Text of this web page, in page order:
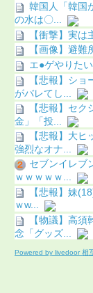
韓国人「韓国
の水は〇...
【衝撃】実
【画像】避
エ●ゲやりた
【悲報】シ
がバレてし...
【悲報】セ
金」「投...
【悲報】大
強烈なオナ...
セブンイレブ
ｗｗｗｗｗ...
【悲報】妹
ｗw...
【物議】高
念「グッズ...
Powered by livedoor 相